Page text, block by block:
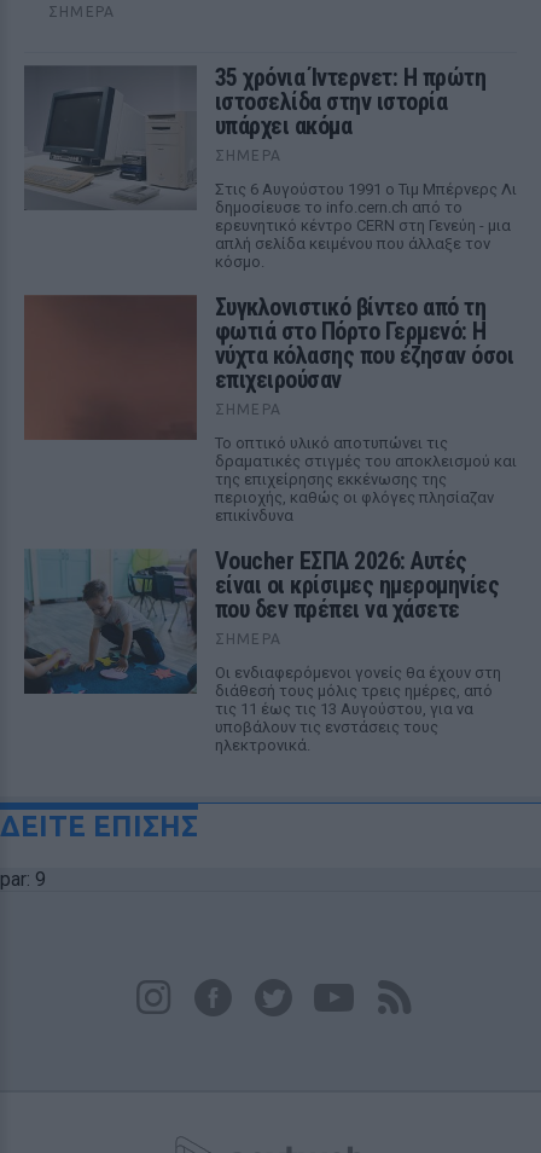
ΣΉΜΕΡΑ
35 χρόνια Ίντερνετ: Η πρώτη
ιστοσελίδα στην ιστορία
υπάρχει ακόμα
ΣΉΜΕΡΑ
Στις 6 Αυγούστου 1991 ο Τιμ Μπέρνερς Λι
δημοσίευσε το info.cern.ch από το
ερευνητικό κέντρο CERN στη Γενεύη - μια
απλή σελίδα κειμένου που άλλαξε τον
κόσμο.
Συγκλονιστικό βίντεο από τη
φωτιά στο Πόρτο Γερμενό: Η
νύχτα κόλασης που έζησαν όσοι
επιχειρούσαν
ΣΉΜΕΡΑ
Το οπτικό υλικό αποτυπώνει τις
δραματικές στιγμές του αποκλεισμού και
της επιχείρησης εκκένωσης της
περιοχής, καθώς οι φλόγες πλησίαζαν
επικίνδυνα
Voucher ΕΣΠΑ 2026: Αυτές
είναι οι κρίσιμες ημερομηνίες
που δεν πρέπει να χάσετε
ΣΉΜΕΡΑ
Οι ενδιαφερόμενοι γονείς θα έχουν στη
διάθεσή τους μόλις τρεις ημέρες, από
τις 11 έως τις 13 Αυγούστου, για να
υποβάλουν τις ενστάσεις τους
ηλεκτρονικά.
ΔΕΙΤΕ ΕΠΙΣΗΣ
par: 9